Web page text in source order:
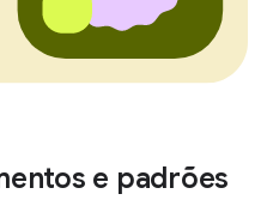
e padrões